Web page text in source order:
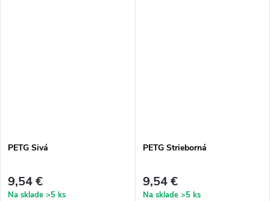
PETG Sivá
9,54 €
Na sklade >5 ks
PETG Strieborná
9,54 €
Na sklade >5 ks